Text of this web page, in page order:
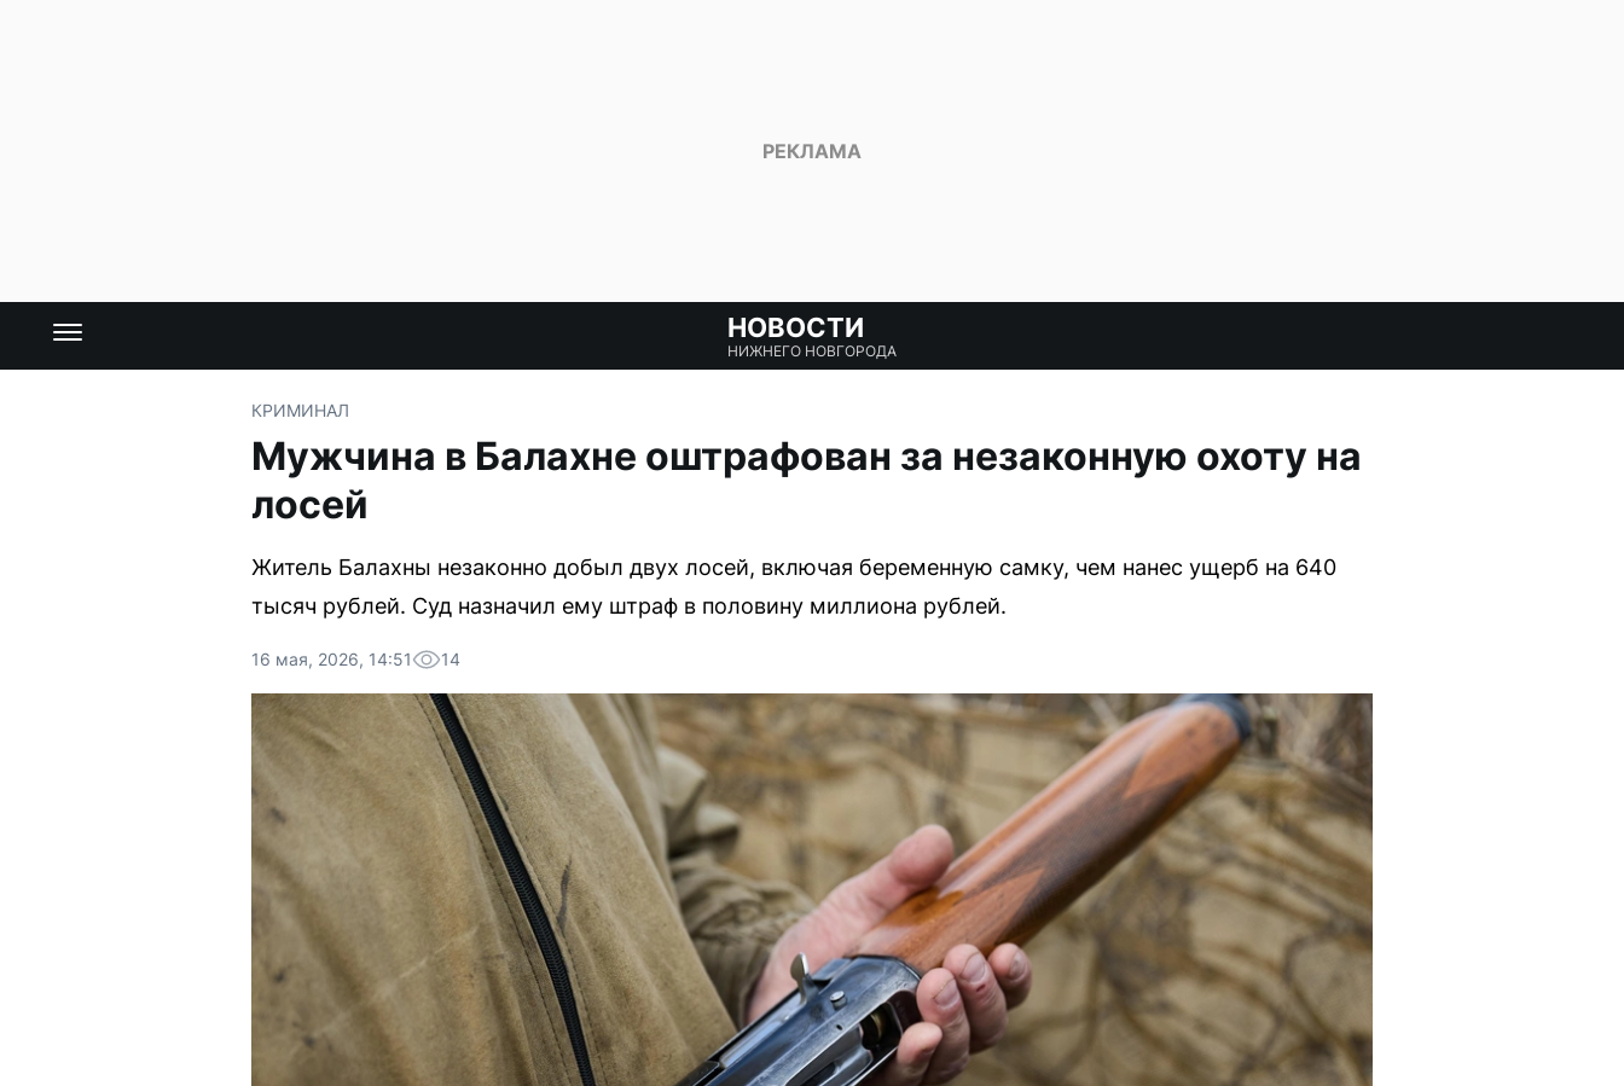
НОВОСТИ
НИЖНЕГО НОВГОРОДА
КРИМИНАЛ
Мужчина в Балахне оштрафован за незаконную охоту на
лосей
Житель Балахны незаконно добыл двух лосей, включая беременную самку, чем нанес ущерб на 640
тысяч рублей. Суд назначил ему штраф в половину миллиона рублей.
16 мая, 2026, 14:51 14